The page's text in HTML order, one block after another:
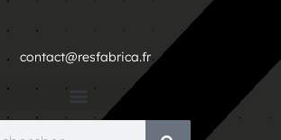
contact@resfabrica.fr